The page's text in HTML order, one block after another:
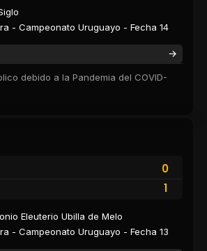
- Campeonato Uruguayo - Fecha 14
debido a la Pandemia del COVID-
0
1
Eleuterio Ubilla de Melo
- Campeonato Uruguayo - Fecha 13